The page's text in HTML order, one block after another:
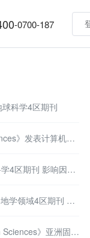
-0700-187
球科学4区期刊
《Computers & Geosciences》发表计算机科学和地球科学之间高影响力的原创研究
Earth Interactions 地求科学4区期刊 影响因子2分
Clays and Clay Minerals 地学领域4区期刊 影响因子2分+
《Journal Of Asian Earth Sciences》亚洲固体地球科学相关sci期刊